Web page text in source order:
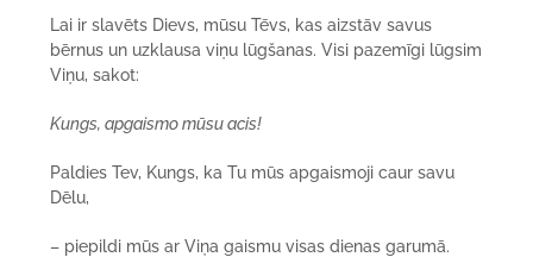
Lai ir slavēts Dievs, mūsu Tēvs, kas aizstāv savus
bērnus un uzklausa viņu lūgšanas. Visi pazemīgi lūgsim
Viņu, sakot:
Kungs, apgaismo mūsu acis!
Paldies Tev, Kungs, ka Tu mūs apgaismoji caur savu
Dēlu,
– piepildi mūs ar Viņa gaismu visas dienas garumā.